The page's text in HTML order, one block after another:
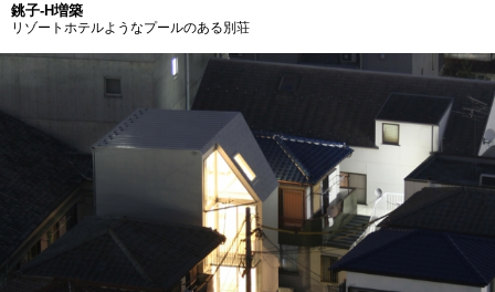
銚子-H増築
リゾートホテルようなプールのある別荘